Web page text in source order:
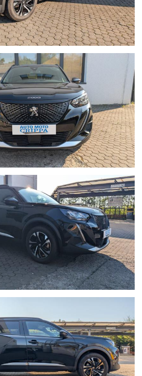
principali e stato della vettura
Con queste informazioni
valutazione più accurata.
informazioni.
DI CRIPPA GABRIELE
23891 Barzanò LC
039.9210911
+39 3485705308
sono scrupolosamente
team di esperti, prima ancora di
La provenienza è certificata,
Tutte le autovetture sono
stabilito per legge.
portali di comparazione annunci e
un unico sistema di multi-
l’attenzione con la quale
i nostri annunci di vendita, vi
incongruenze circa le
della vettura, pertanto, che non
contrattuale. Invitiamo pertanto la
l'equipaggiamento dell’auto
commerciale per fugare eventuali
dell’auto inserzionata.